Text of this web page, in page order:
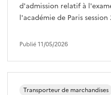
d'admission relatif à
l'académie de Paris session
Publié 11/05/2026
Transporteur de marchandises